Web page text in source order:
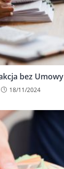
bez Umowy
18/11/2024